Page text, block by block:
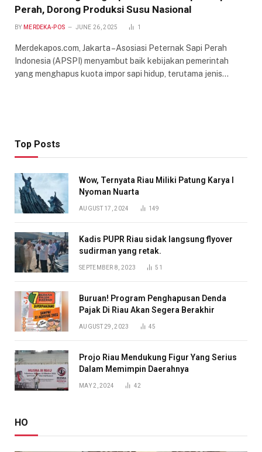
Perah, Dorong Produksi Susu Nasional
BY MERDEKA-POS JUNE 26, 2025 1
Merdekapos.com, Jakarta –Asosiasi Peternak Sapi Perah
Indonesia (APSPI) menyambut baik kebijakan pemerintah
yang menghapus kuota impor sapi hidup, terutama jenis…
Top Posts
Wow, Ternyata Riau Miliki Patung Karya I
Nyoman Nuarta
AUGUST 17, 2024 149
Kadis PUPR Riau sidak langsung flyover
sudirman yang retak.
SEPTEMBER 8, 2023 51
Buruan! Program Penghapusan Denda
Pajak Di Riau Akan Segera Berakhir
AUGUST 29, 2023 45
Projo Riau Mendukung Figur Yang Serius
Dalam Memimpin Daerahnya
MAY 2, 2024 42
HO